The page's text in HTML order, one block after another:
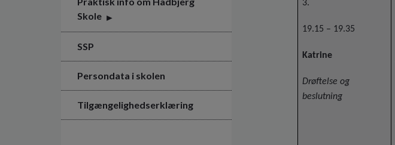
Skole
SSP
Persondata i skolen
Tilgængelighedserklæring
3.
19.15 – 19.35
Katrine
Drøftelse og
beslutning